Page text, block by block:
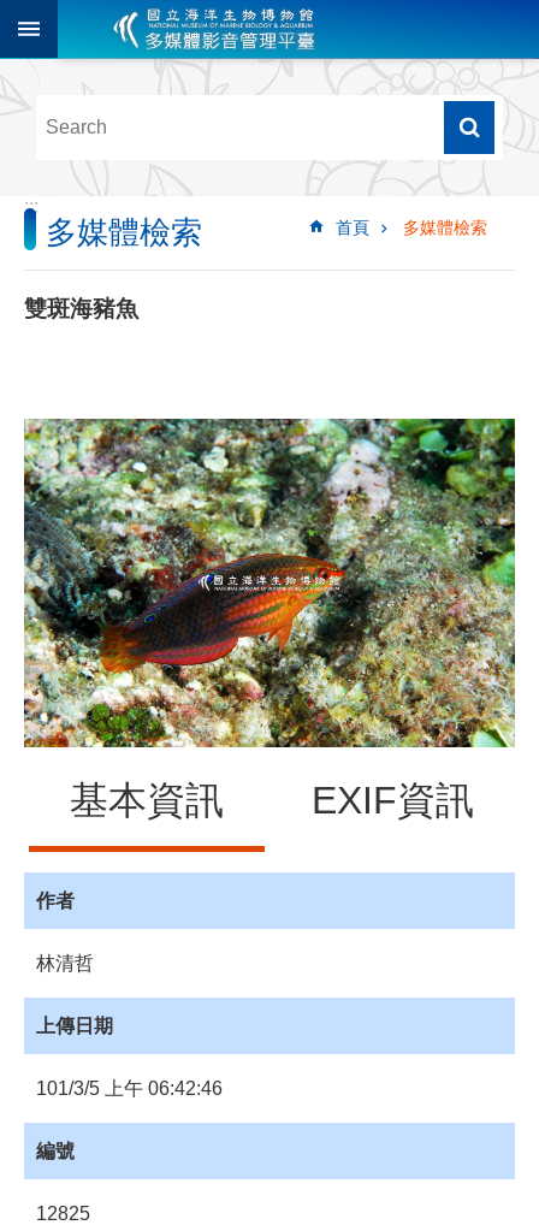
跳到主要內容區塊
階
尋
多
媒
體
檢
像
影
音
音
源
訊
息
發
布
諮
詢
會
員
專
館
員
網
站
:::
首頁 多媒體檢索
多媒體檢索
雙斑海豬魚
基本資訊 EXIF資訊
作者
林清哲
上傳日期
101/3/5 上午 06:42:46
編號
12825